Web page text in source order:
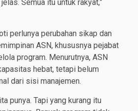
Semua itu untuk rakyat,”
perlunya perubahan sikap dan
ASN, khususnya pejabat
program. Menurutnya, ASN
hebat, tetapi belum
dari sisi manajemen.
punya. Tapi yang kurang itu